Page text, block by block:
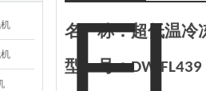
名
称：超低温冷
型
号：DW-FL439